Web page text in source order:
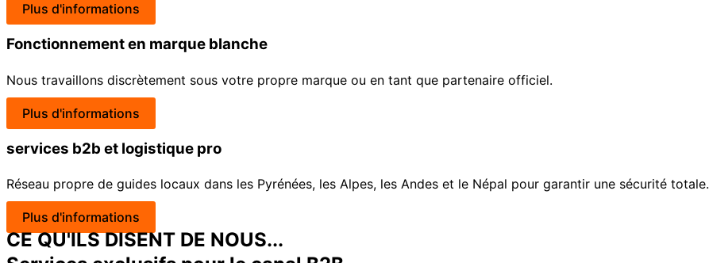
Plus d'informations
Fonctionnement en marque blanche
Nous travaillons discrètement sous votre propre marque ou en tant que partenaire officiel.
Plus d'informations
services b2b et logistique pro
Réseau propre de guides locaux dans les Pyrénées, les Alpes, les Andes et le Népal pour garantir une sécurité totale.
Plus d'informations
CE QU'ILS DISENT DE NOUS...